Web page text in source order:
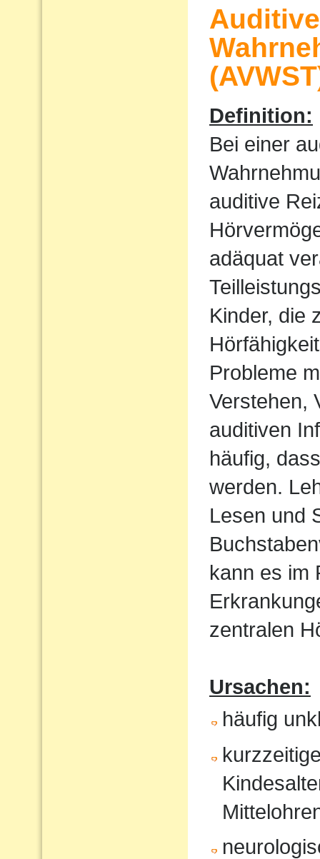
Definition:
Bei einer
auditive
adäquat
Kinder, die
Probleme
Verstehen,
auditiven
häufig,
werden.
Lesen und
kann es im
zentralen
Ursachen:
häufig